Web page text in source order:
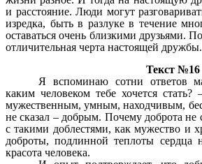
и расстояние. Люди могут
изредка, быть в разлуке в течение
оставаться очень близкими друзьями.
отличительная черта настоящей дружбы.
Текст №16
Я вспоминаю сотни ответов
каким человеком тебе хочется
мужественным, умным, находчивым,
не сказал – добрым. Почему доброта не
с такими доблестями, как мужество и
доброты, подлинной теплоты сердца
красота человека.